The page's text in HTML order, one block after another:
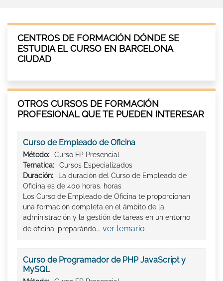
CENTROS DE FORMACIÓN DÓNDE SE
ESTUDIA EL CURSO EN BARCELONA
CIUDAD
OTROS CURSOS DE FORMACIÓN
PROFESIONAL QUE TE PUEDEN INTERESAR
Curso de Empleado de Oficina
Método:
Curso FP Presencial
Tematica:
Cursos Especializados
Duración:
La duración del Curso de Empleado de
Oficina es de 400 horas. horas
Los Curso de Empleado de Oficina te proporcionan
una formación completa en el ámbito de la
administración y la gestión de tareas en un entorno
de oficina, preparándo... ver temario
Curso de Programador de PHP JavaScript y
MySQL